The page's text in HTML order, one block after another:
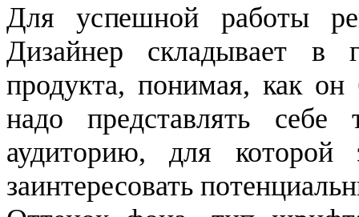
Для успешной работы
Дизайнер складывает в
продукта, понимая, как
надо представлять себе
аудиторию, для
заинтересовать